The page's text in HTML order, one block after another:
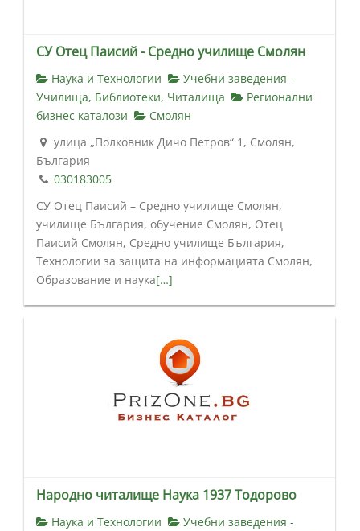
СУ Отец Паисий - Средно училище Смолян
Наука и Технологии
Учебни заведения -
Училища, Библиотеки, Читалища
Регионални
бизнес каталози
Смолян
улица „Полковник Дичо Петров“ 1, Смолян,
България
030183005
СУ Отец Паисий – Средно училище Смолян,
училище България, обучение Смолян, Отец
Паисий Смолян, Средно училище България,
Технологии за защита на информацията Смолян,
Образование и наука[…]
Народно читалище Наука 1937 Тодорово
Наука и Технологии
Учебни заведения -